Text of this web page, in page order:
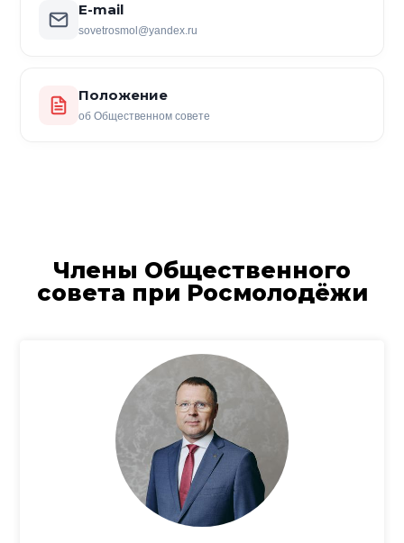
E-mail
sovetrosmol@yandex.ru
Положение
об Общественном совете
Члены Общественного
совета при Росмолодёжи